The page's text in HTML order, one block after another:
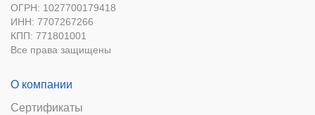
ОГРН: 1027700179418
ИНН: 7707267266
КПП: 771801001
Все права защищены
О компании
Сертификаты